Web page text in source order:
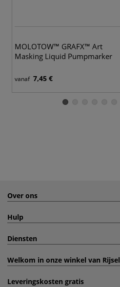
MOLOTOW™ GRAFX™ Art
Masking Liquid Pumpmarker
vanaf 7,45 €
Over ons
Hulp
Diensten
Welkom in onze winkel van Rijsel
Leveringskosten gratis